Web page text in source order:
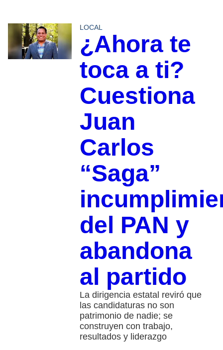
LOCAL
¿Ahora te
toca a ti?
Cuestiona
Juan
Carlos
“Saga”
del PAN y
abandona
al partido
La dirigencia estatal reviró que
las candidaturas no son
patrimonio de nadie; se
construyen con trabajo,
resultados y liderazgo